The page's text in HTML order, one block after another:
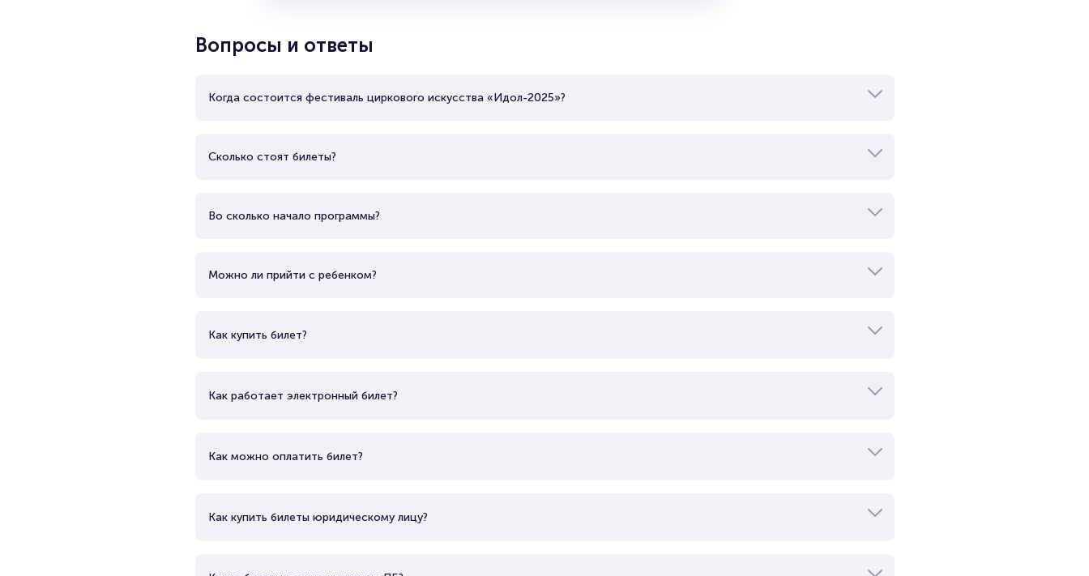
Вопросы и ответы
Когда состоится фестиваль циркового искусства «Идол-2025»?
Сколько стоят билеты?
Во сколько начало программы?
Можно ли прийти с ребенком?
Как купить билет?
Как работает электронный билет?
Как можно оплатить билет?
Как купить билеты юридическому лицу?